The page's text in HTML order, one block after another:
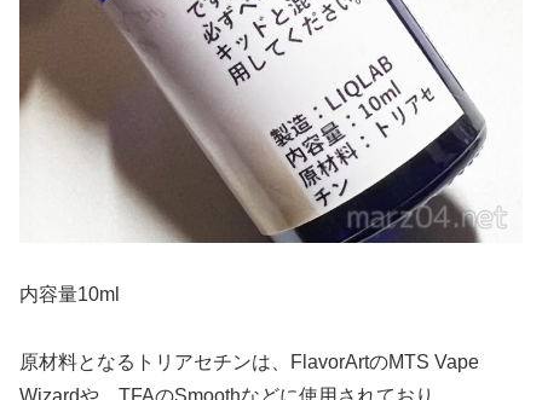
内容量10ml
原材料となるトリアセチンは、FlavorArtのMTS Vape